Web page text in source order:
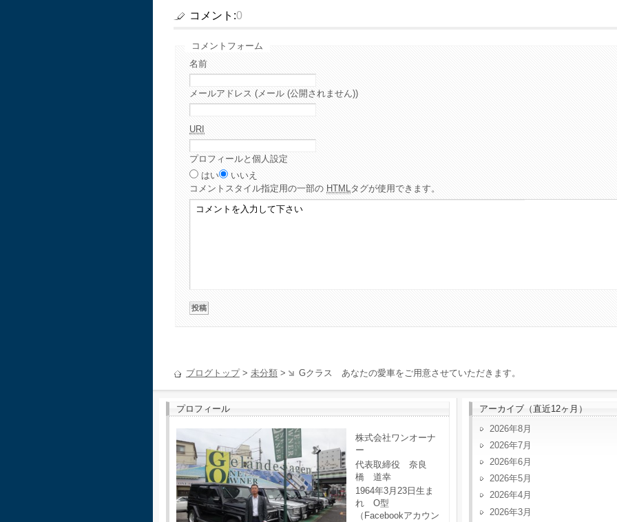
コメント:0
コメントフォーム
名前
メールアドレス (メール (公開されません))
URI
プロフィールと個人設定
はい
いいえ
コメント スタイル指定用の一部の HTMLタグが使用できます。
ブログトップ> 未分類 > Gクラス あなたの愛車をご用意させていただきます。
プロフィール
株式会社ワンオーナ
ー
代表取締役 奈良
橋 道幸
1964年3月23日生ま
れ O型
（Facebookアカウン
アーカイブ（直近12ヶ月）
2026年8月
2026年7月
2026年6月
2026年5月
2026年4月
2026年3月